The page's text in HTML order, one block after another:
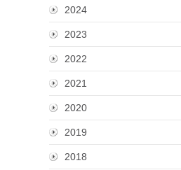
2024
2023
2022
2021
2020
2019
2018